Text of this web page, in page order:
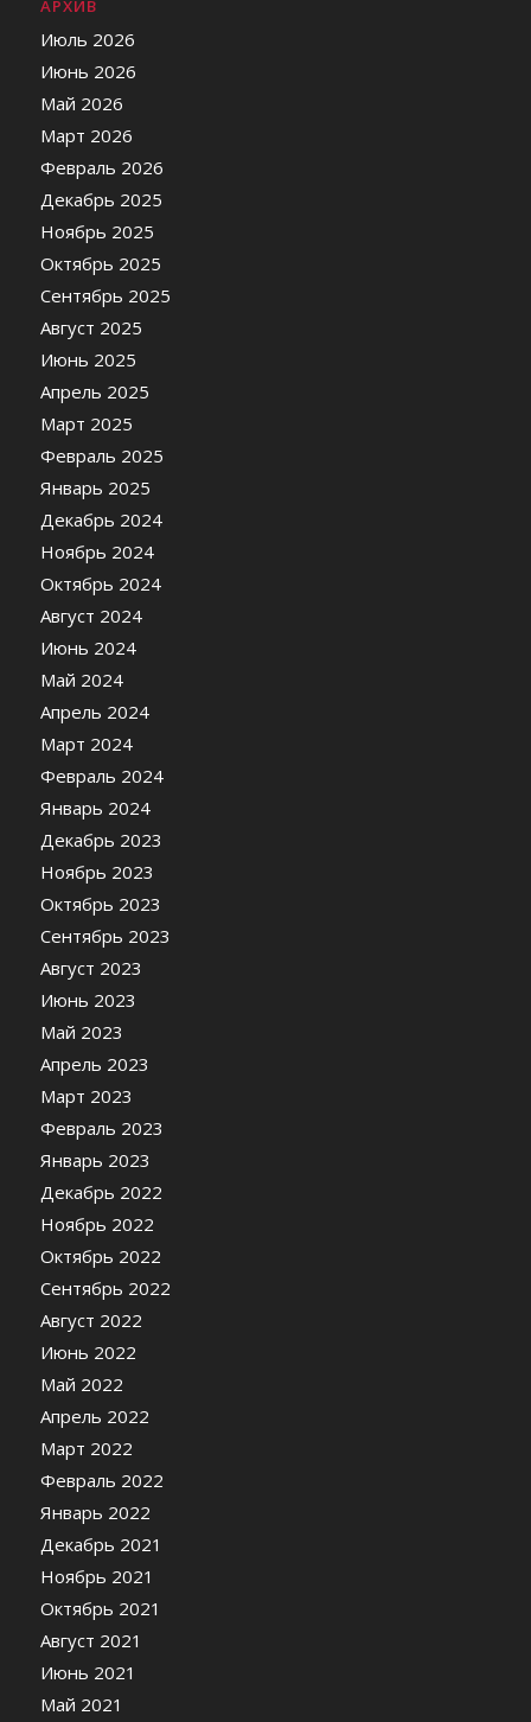
АРХИВ
Июль 2026
Июнь 2026
Май 2026
Март 2026
Февраль 2026
Декабрь 2025
Ноябрь 2025
Октябрь 2025
Сентябрь 2025
Август 2025
Июнь 2025
Апрель 2025
Март 2025
Февраль 2025
Январь 2025
Декабрь 2024
Ноябрь 2024
Октябрь 2024
Август 2024
Июнь 2024
Май 2024
Апрель 2024
Март 2024
Февраль 2024
Январь 2024
Декабрь 2023
Ноябрь 2023
Октябрь 2023
Сентябрь 2023
Август 2023
Июнь 2023
Май 2023
Апрель 2023
Март 2023
Февраль 2023
Январь 2023
Декабрь 2022
Ноябрь 2022
Октябрь 2022
Сентябрь 2022
Август 2022
Июнь 2022
Май 2022
Апрель 2022
Март 2022
Февраль 2022
Январь 2022
Декабрь 2021
Ноябрь 2021
Октябрь 2021
Август 2021
Июнь 2021
Май 2021